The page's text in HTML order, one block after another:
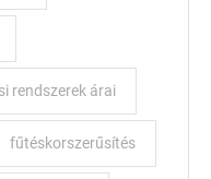
rendszerek árai
fűtéskorszerűsítés